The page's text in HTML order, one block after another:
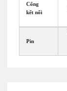
Cổng
kết nối
Pin